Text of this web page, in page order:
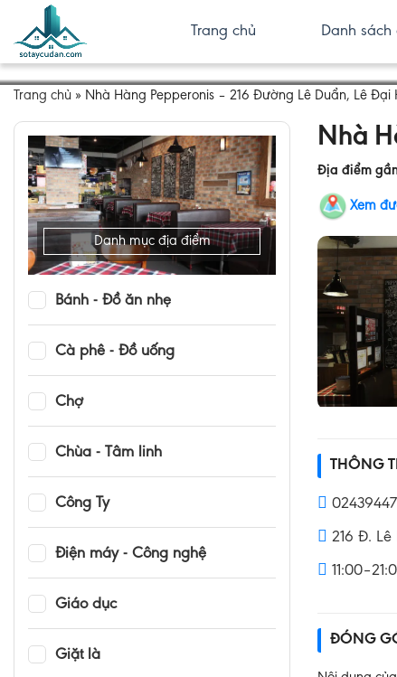
Trang chủ Danh
Trang chủ » Nhà Hàng Pepperonis – 216 Đường Lê Duẩn, Lê Đại
Danh mục địa điểm
Bánh - Đồ ăn nhẹ
Cà phê - Đồ uống
Chợ
Chùa - Tâm linh
Công Ty
Điện máy - Công nghệ
Giáo dục
Giặt là
Nhà
Địa điểm
Xem
THÔNG
216 Đ.
ĐÓNG